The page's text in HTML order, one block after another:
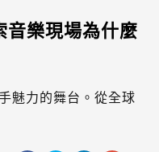
音樂現場為什麼
魅力的舞台。從全球